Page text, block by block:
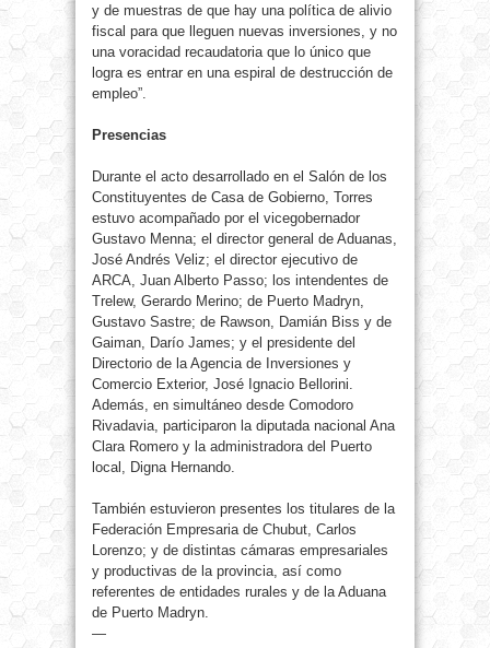
y de muestras de que hay una política de alivio
fiscal para que lleguen nuevas inversiones, y no
una voracidad recaudatoria que lo único que
logra es entrar en una espiral de destrucción de
empleo”.
Presencias
Durante el acto desarrollado en el Salón de los
Constituyentes de Casa de Gobierno, Torres
estuvo acompañado por el vicegobernador
Gustavo Menna; el director general de Aduanas,
José Andrés Veliz; el director ejecutivo de
ARCA, Juan Alberto Passo; los intendentes de
Trelew, Gerardo Merino; de Puerto Madryn,
Gustavo Sastre; de Rawson, Damián Biss y de
Gaiman, Darío James; y el presidente del
Directorio de la Agencia de Inversiones y
Comercio Exterior, José Ignacio Bellorini.
Además, en simultáneo desde Comodoro
Rivadavia, participaron la diputada nacional Ana
Clara Romero y la administradora del Puerto
local, Digna Hernando.
También estuvieron presentes los titulares de la
Federación Empresaria de Chubut, Carlos
Lorenzo; y de distintas cámaras empresariales
y productivas de la provincia, así como
referentes de entidades rurales y de la Aduana
de Puerto Madryn.
—